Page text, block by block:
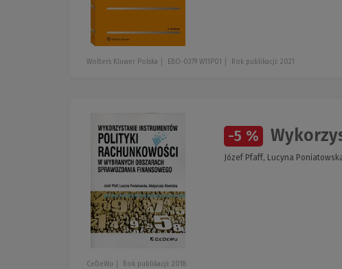
Wolters Kluwer Polska EBO-0379 W11P01 Rok publikacji: 2021
-5 %
Józef Pfaff, Lucyna
CeDeWu Rok publikacji: 2018